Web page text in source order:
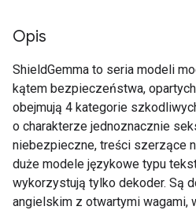
Opis
ShieldGemma to seria modeli
kątem bezpieczeństwa,
obejmują 4 kategorie
o charakterze jednoznacznie
niebezpieczne, treści szerzące
duże modele językowe typu
wykorzystują tylko dekoder. Są
angielskim z otwartymi wagami,